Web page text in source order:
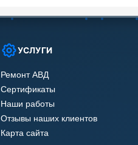
УСЛУГИ
Ремонт АВД
Сертификаты
Наши работы
Отзывы наших клиентов
Карта сайта